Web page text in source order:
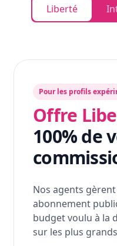
Liberté
Pour les profils
Offre
100% de
Nos agents
abonnement
budget voulu à la
sur les plus